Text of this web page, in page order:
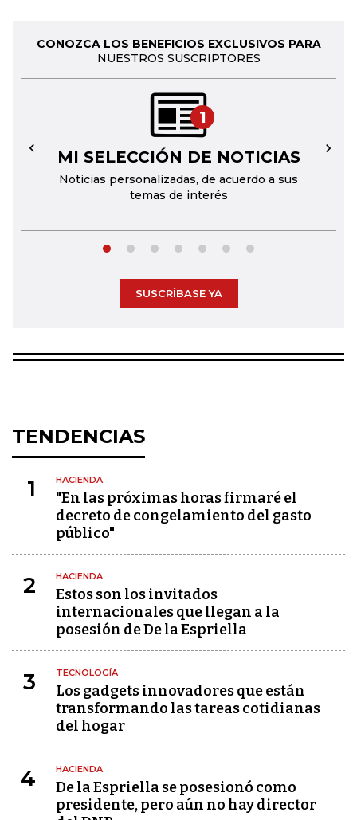
CONOZCA LOS BENEFICIOS EXCLUSIVOS PARA
NUESTROS SUSCRIPTORES
1
MI SELECCIÓN DE NOTICIAS
Noticias personalizadas, de acuerdo a sus
temas de interés
← →
SUSCRÍBASE YA
TENDENCIAS
1 HACIENDA
"En las próximas horas firmaré el
decreto de congelamiento del gasto
público"
2 HACIENDA
Estos son los invitados
internacionales que llegan a la
posesión de De la Espriella
3 TECNOLOGÍA
Los gadgets innovadores que están
transformando las tareas cotidianas
del hogar
4 HACIENDA
De la Espriella se posesionó como
presidente, pero aún no hay director